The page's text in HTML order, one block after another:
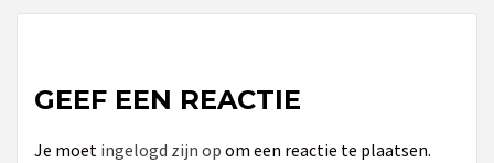
GEEF EEN REACTIE
Je moet ingelogd zijn op om een reactie te plaatsen.